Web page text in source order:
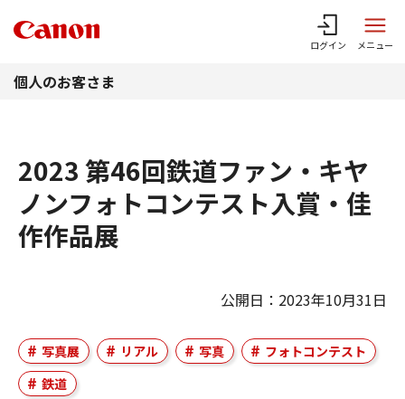
ログイン メニュー
個人のお客さま
2023 第46回鉄道ファン・キヤ
ノンフォトコンテスト入賞・佳
作作品展
公開日：2023年10月31日
写真展 リアル 写真
フォトコンテスト
鉄道